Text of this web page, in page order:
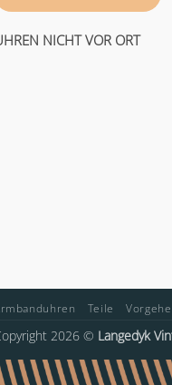
NICHT VOR ORT
Teile
2026 © Langedyk